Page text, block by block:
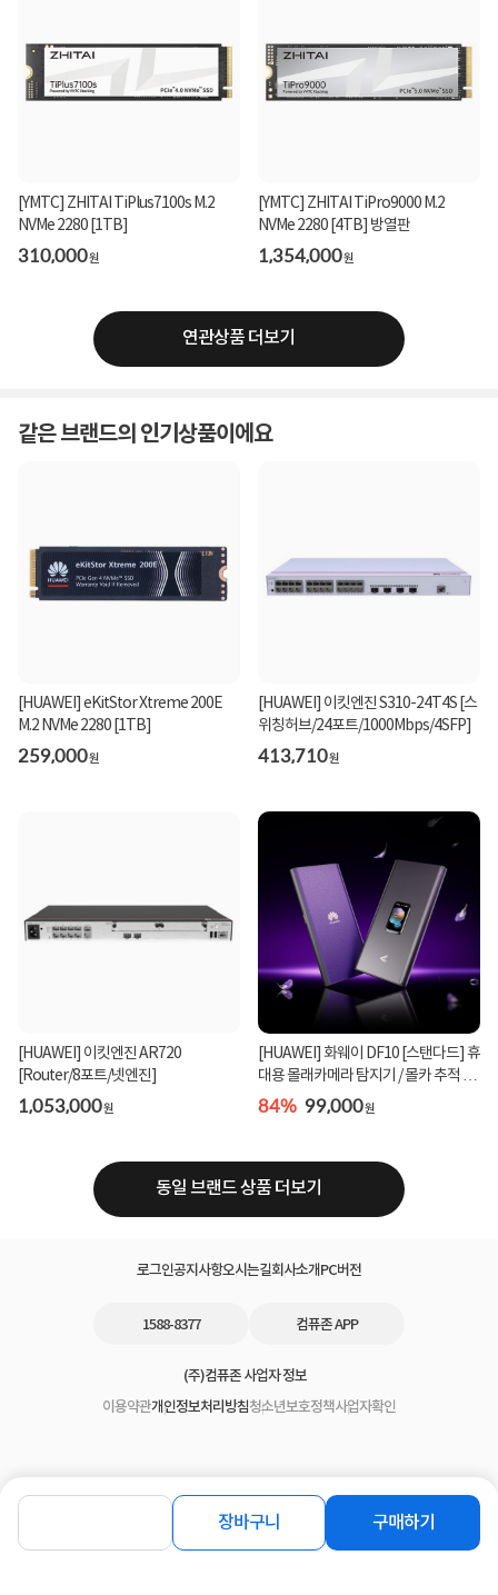
장바구니 구매하기
[YMTC] ZHITAI TiPlus7100s M.2
NVMe 2280 [1TB]
310,000원
[YMTC] ZHITAI TiPro9000 M.2
NVMe 2280 [4TB] 방열판
1,354,000원
연관상품 더보기
같은 브랜드의 인기상품이에요
[HUAWEI] eKitStor Xtreme 200E
M.2 NVMe 2280 [1TB]
259,000원
[HUAWEI] 이킷엔진 S310-24T4S [스
위칭허브/24포트/1000Mbps/4SFP]
413,710원
[HUAWEI] 이킷엔진 AR720
[Router/8포트/넷엔진]
1,053,000원
[HUAWEI] 화웨이 DF10 [스탠다드] 휴
대용 몰래카메라 탐지기 / 몰카 추적 감
지기
84% 99,000원
동일 브랜드 상품 더보기
로그인공지사항오시는길회사소개PC버전
1588-8377 컴퓨존 APP
(주)컴퓨존 사업자 정보
이용약관개인정보처리방침청소년보호정책사업자확인